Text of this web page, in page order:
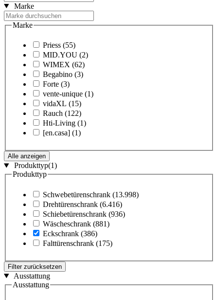
Marke
Marke
Priess (55)
MID.YOU (2)
WIMEX (62)
Begabino (3)
Forte (3)
vente-unique (1)
vidaXL (15)
Rauch (122)
Hti-Living (1)
[en.casa] (1)
Alle anzeigen
Produkttyp(1)
Produkttyp
Schwebetürenschrank (13.998)
Drehtürenschrank (6.416)
Schiebetürenschrank (936)
Wäscheschrank (881)
Eckschrank (386)
Falttürenschrank (175)
Filter zurücksetzen
Ausstattung
Ausstattung